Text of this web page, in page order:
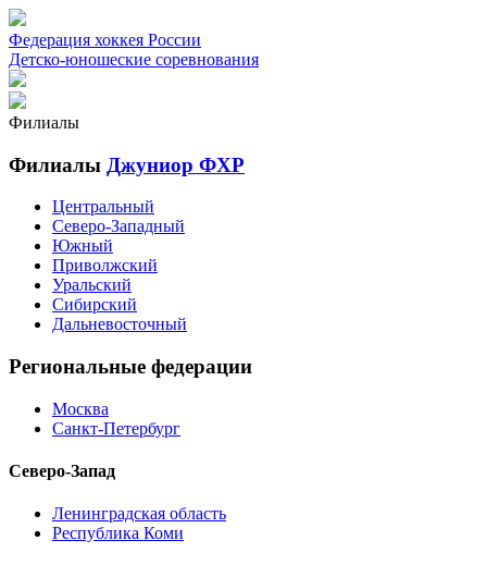
Федерация хоккея России
Детско-юношеские соревнования
Филиалы
Филиалы Джуниор ФХР
Центральный
Северо-Западный
Южный
Приволжский
Уральский
Сибирский
Дальневосточный
Региональные федерации
Москва
Санкт-Петербург
Северо-Запад
Ленинградская область
Республика Коми